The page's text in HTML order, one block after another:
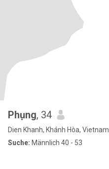
Phụng, 34
Dien Khanh, Khánh Hòa, Vietnam
Suche: Männlich 40 - 53